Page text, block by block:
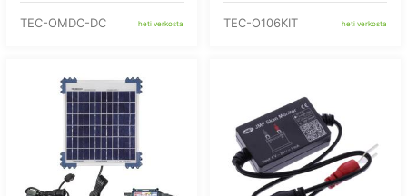
TEC-OMDC-DC heti verkosta TEC-O106KIT heti verkosta